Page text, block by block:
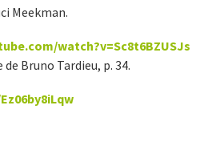
Meekman.
watch?v=Sc8t6BZUSJs
Bruno Tardieu, p. 34.